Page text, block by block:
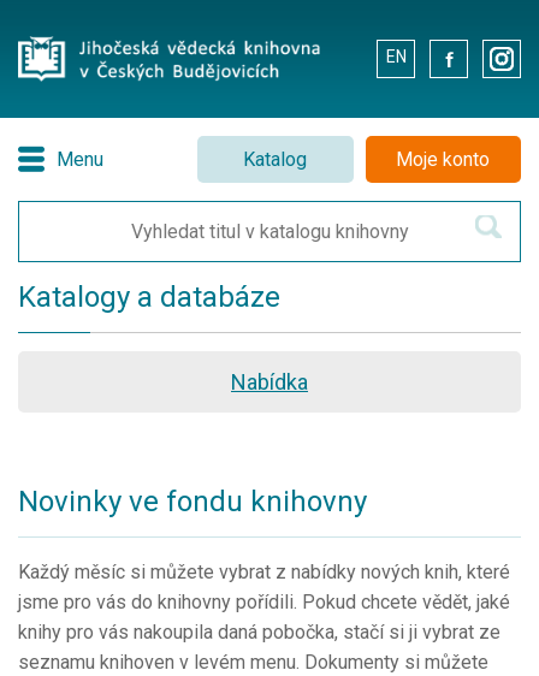
EN . .
Menu Katalog Moje konto
Katalogy a databáze
Nabídka
Novinky ve fondu knihovny
Každý měsíc si můžete vybrat z nabídky nových knih, které
jsme pro vás do knihovny pořídili. Pokud chcete vědět, jaké
knihy pro vás nakoupila daná pobočka, stačí si ji vybrat ze
seznamu knihoven v levém menu. Dokumenty si můžete